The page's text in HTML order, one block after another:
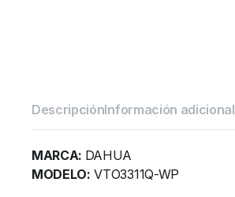
DescripciónInformación adicional
MARCA: DAHUA
MODELO: VTO3311Q-WP